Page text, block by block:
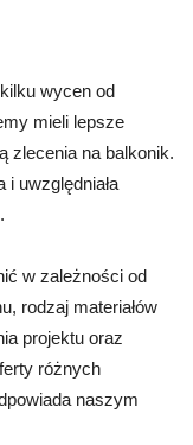
wycen od
mieli lepsze
zlecenia na balkonik.
i uwzględniała
w zależności od
rodzaj materiałów
projektu oraz
różnych
naszym